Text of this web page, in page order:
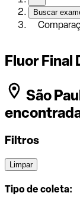
Buscar
Fluor Final
São
Filtros
Limpar
Tipo de coleta: